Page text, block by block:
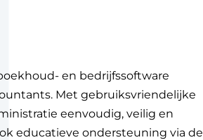
en bedrijfssoftware
Met gebruiksvriendelijke
eenvoudig, veilig en
educatieve ondersteuning via de